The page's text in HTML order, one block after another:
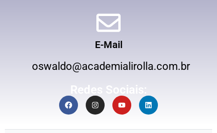
E-Mail
oswaldo@academialirolla.com.br
Redes Sociais: